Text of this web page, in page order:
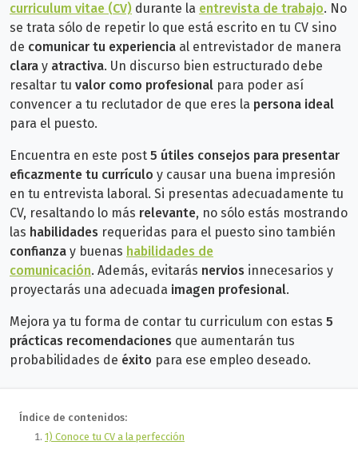
curriculum vitae (CV) durante la entrevista de trabajo. No
se trata sólo de repetir lo que está escrito en tu CV sino
de comunicar tu experiencia al entrevistador de manera
clara y atractiva. Un discurso bien estructurado debe
resaltar tu valor como profesional para poder así
convencer a tu reclutador de que eres la persona ideal
para el puesto.
Encuentra en este post 5 útiles consejos para presentar
eficazmente tu currículo y causar una buena impresión
en tu entrevista laboral. Si presentas adecuadamente tu
CV, resaltando lo más relevante, no sólo estás mostrando
las habilidades requeridas para el puesto sino también
confianza y buenas habilidades de
comunicación. Además, evitarás nervios innecesarios y
proyectarás una adecuada imagen profesional.
Mejora ya tu forma de contar tu curriculum con estas 5
prácticas recomendaciones que aumentarán tus
probabilidades de éxito para ese empleo deseado.
Índice de contenidos:
1) Conoce tu CV a la perfección